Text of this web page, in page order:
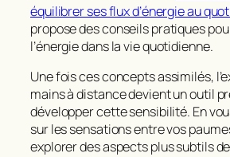
équilibrer ses flux d’énergie au
propose des conseils pratiques
l’énergie dans la vie quotidienne.
Une fois ces concepts assimilés,
mains à distance devient un outil
développer cette sensibilité. En
sur les sensations entre vos
explorer des aspects plus subtils